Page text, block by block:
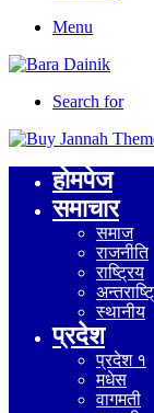
Menu
Search for
होमपेज
समाचार
समाज
राजनीति
राष्ट्रिय
स्थानीय
प्रदेश
प्रदेश १
मधेस
वागमती